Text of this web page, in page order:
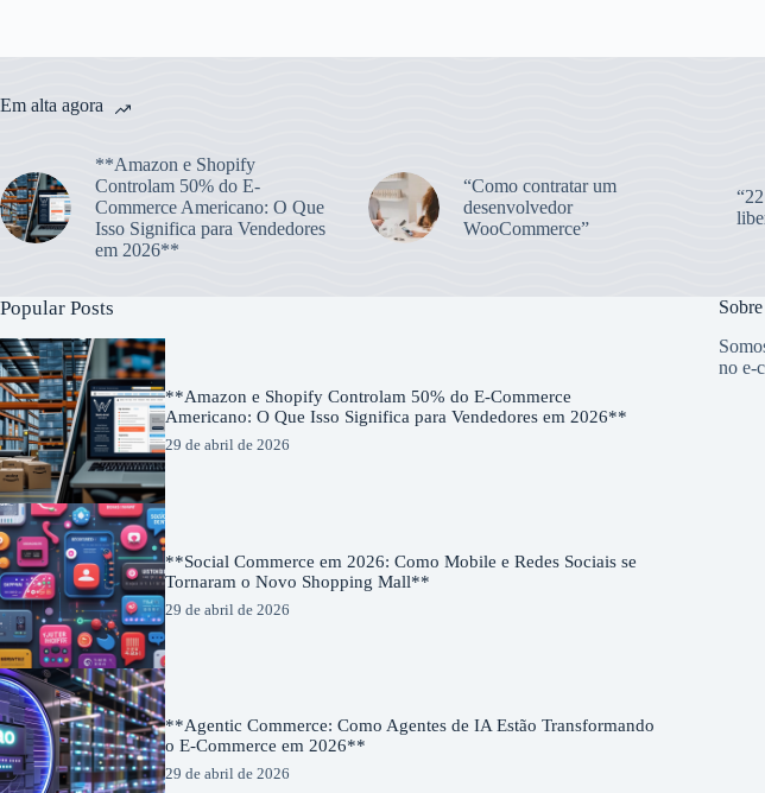
Em alta agora
**Amazon e Shopify
Controlam 50% do E-
Commerce Americano: O Que
Isso Significa para Vendedores
em 2026**
“Como contratar um
desenvolvedor
WooCommerce”
Popular Posts
**Amazon e Shopify Controlam 50% do E-Commerce
Americano: O Que Isso Significa para Vendedores em 2026**
29 de abril de 2026
**Social Commerce em 2026: Como Mobile e Redes Sociais se
Tornaram o Novo Shopping Mall**
29 de abril de 2026
**Agentic Commerce: Como Agentes de IA Estão Transformando
o E-Commerce em 2026**
29 de abril de 2026
no e-